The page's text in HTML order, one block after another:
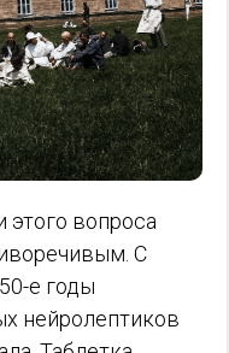
этого вопроса
С
е годы
нейролептиков